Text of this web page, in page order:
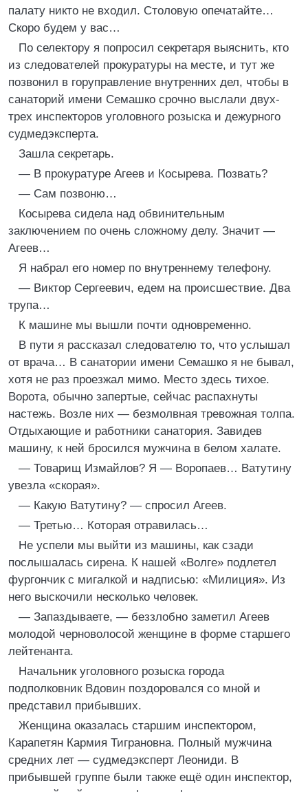
палату никто не входил. Столовую опечатайте…
Скоро будем у вас…
По селектору я попросил секретаря выяснить, кто
из следователей прокуратуры на месте, и тут же
позвонил в горуправление внутренних дел, чтобы в
санаторий имени Семашко срочно выслали двух-
трех инспекторов уголовного розыска и дежурного
судмедэксперта.
Зашла секретарь.
— В прокуратуре Агеев и Косырева. Позвать?
— Сам позвоню…
Косырева сидела над обвинительным
заключением по очень сложному делу. Значит —
Агеев…
Я набрал его номер по внутреннему телефону.
— Виктор Сергеевич, едем на происшествие. Два
трупа…
К машине мы вышли почти одновременно.
В пути я рассказал следователю то, что услышал
от врача… В санатории имени Семашко я не бывал,
хотя не раз проезжал мимо. Место здесь тихое.
Ворота, обычно запертые, сейчас распахнуты
настежь. Возле них — безмолвная тревожная толпа.
Отдыхающие и работники санатория. Завидев
машину, к ней бросился мужчина в белом халате.
— Товарищ Измайлов? Я — Воропаев… Ватутину
увезла «скорая».
— Какую Ватутину? — спросил Агеев.
— Третью… Которая отравилась…
Не успели мы выйти из машины, как сзади
послышалась сирена. К нашей «Волге» подлетел
фургончик с мигалкой и надписью: «Милиция». Из
него выскочили несколько человек.
— Запаздываете, — беззлобно заметил Агеев
молодой черноволосой женщине в форме старшего
лейтенанта.
Начальник уголовного розыска города
подполковник Вдовин поздоровался со мной и
представил прибывших.
Женщина оказалась старшим инспектором,
Карапетян Кармия Тиграновна. Полный мужчина
средних лет — судмедэксперт Леониди. В
прибывшей группе были также ещё один инспектор,